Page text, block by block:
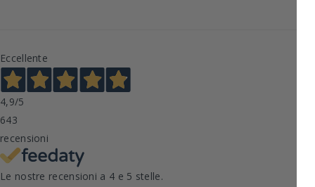
Eccellente
4,9/5
643
recensioni
Le nostre recensioni a 4 e 5 stelle.